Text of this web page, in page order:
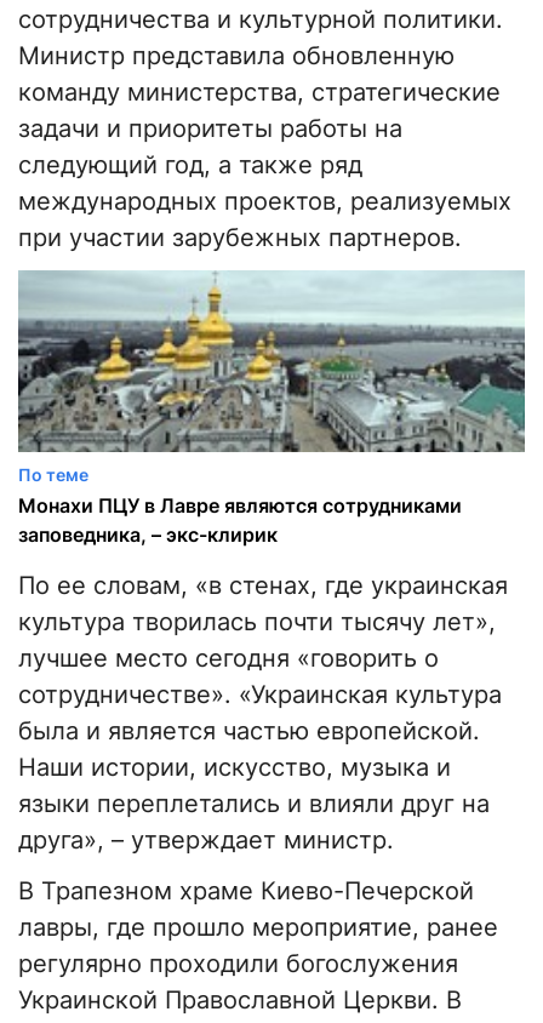
сотрудничества и культурной политики.
Министр представила обновленную
команду министерства, стратегические
задачи и приоритеты работы на
следующий год, а также ряд
международных проектов, реализуемых
при участии зарубежных партнеров.
По теме
Монахи ПЦУ в Лавре являются сотрудниками
заповедника, – экс-клирик
По ее словам, «в стенах, где украинская
культура творилась почти тысячу лет»,
лучшее место сегодня «говорить о
сотрудничестве». «Украинская культура
была и является частью европейской.
Наши истории, искусство, музыка и
языки переплетались и влияли друг на
друга», – утверждает министр.
В Трапезном храме Киево-Печерской
лавры, где прошло мероприятие, ранее
регулярно проходили богослужения
Украинской Православной Церкви. В